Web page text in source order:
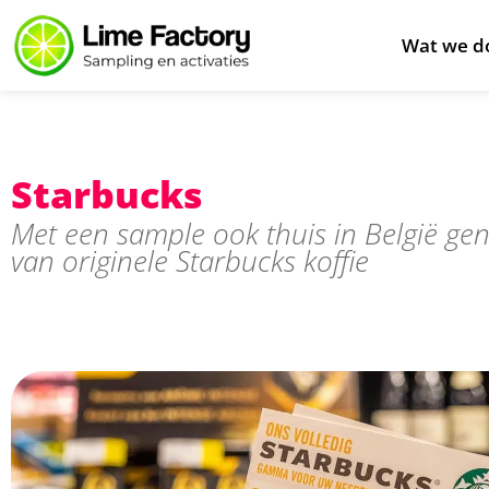
Wat we
Starbucks
Met een sample ook thuis in België
van originele Starbucks koffie